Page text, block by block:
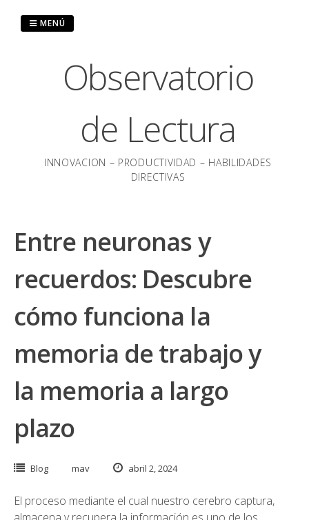
Observatorio
de Lectura
INNOVACION – PRODUCTIVIDAD – HABILIDADES
DIRECTIVAS
MENÚ
Entre neuronas y
recuerdos: Descubre
cómo funciona la
memoria de trabajo y
la memoria a largo
plazo
Blog mav abril 2, 2024
El proceso mediante el cual nuestro cerebro captura,